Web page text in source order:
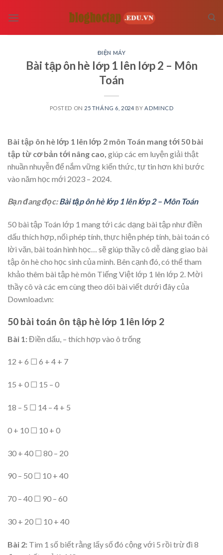
ĐIỆN MÁY
Bài tập ôn hè lớp 1 lên lớp 2 – Môn
Toán
POSTED ON 25 THÁNG 6, 2024 BY ADMINCD
Bài tập ôn hè lớp 1 lên lớp 2 môn Toán mang tới 50 bài
tập từ cơ bản tới nâng cao, giúp các em luyện giải thật
nhuần nhuyễn để nắm vững kiến thức, tự tin hơn khi bước
vào năm học mới 2023 – 2024.
Bạn đang đọc:Bài tập ôn hè lớp 1 lên lớp 2 – Môn Toán
50 bài tập Toán lớp 1 mang tới các dạng bài tập như điền
dấu thích hợp, nối phép tính, thực hiện phép tính, bài toán có
lời văn, bài toán hình học… sẽ giúp thầy cô dễ dàng giao bài
tập ôn hè cho học sinh của mình. Bên cạnh đó, có thể tham
khảo thêm bài tập hè môn Tiếng Việt lớp 1 lên lớp 2. Mời
thầy cô và các em cùng theo dõi bài viết dưới đây của
Download.vn:
50 bài toán ôn tập hè lớp 1 lên lớp 2
Bài 1:Điền dấu, – thích hợp vào ô trống
12 + 6 ☐ 6 + 4 + 7
15 + 0 ☐ 15 – 0
18 – 5 ☐ 14 – 4 + 5
0 + 10 ☐ 10 + 0
30 + 40 ☐ 80 – 20
90 – 50 ☐ 10 + 40
70 – 40 ☐ 90 – 60
30 + 20 ☐ 10 + 40
Bài 2: Tìm 1 số biết rằng lấy số đó cộng với 5 rồi trừ đi 8